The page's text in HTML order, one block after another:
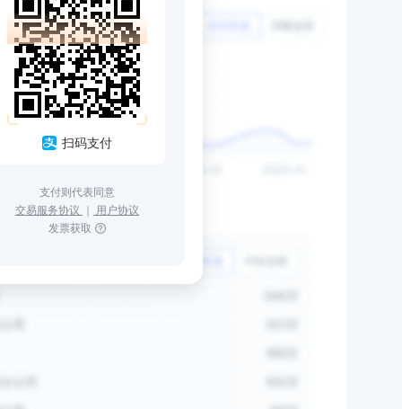
扫码支付
支付则代表同意
交易服务协议 ｜ 用户协议
发票获取